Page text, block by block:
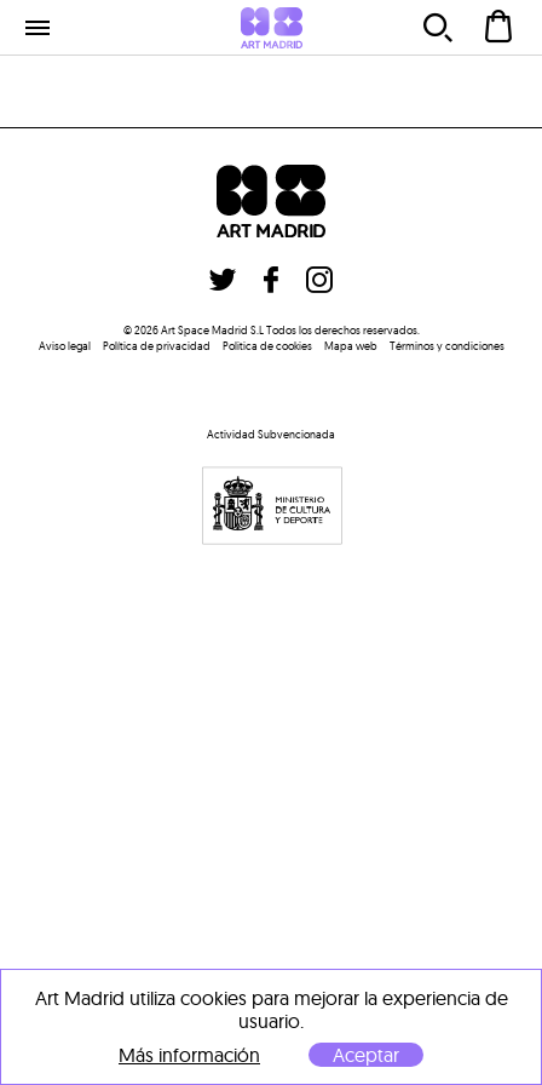
©2026Art Space Madrid S.L Todos los derechos reservados.
Aviso legal
Política de privacidad Politica de cookies Mapa web Términos y condiciones
Actividad Subvencionada
Art Madrid utiliza cookies para mejorar la experiencia de
usuario.
Más información
Aceptar